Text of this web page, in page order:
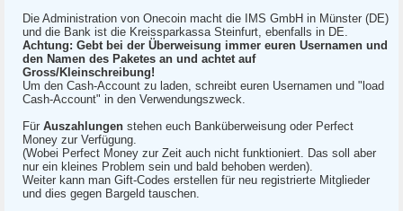
Die Administration von Onecoin macht die IMS GmbH in Münster (DE)
und die Bank ist die Kreissparkassa Steinfurt, ebenfalls in DE.
Achtung: Gebt bei der Überweisung immer euren Usernamen und
den Namen des Paketes an und achtet auf
Gross/Kleinschreibung!
Um den Cash-Account zu laden, schreibt euren Usernamen und "load
Cash-Account" in den Verwendungszweck.
Für Auszahlungen stehen euch Banküberweisung oder Perfect
Money zur Verfügung.
(Wobei Perfect Money zur Zeit auch nicht funktioniert. Das soll aber
nur ein kleines Problem sein und bald behoben werden).
Weiter kann man Gift-Codes erstellen für neu registrierte Mitglieder
und dies gegen Bargeld tauschen.